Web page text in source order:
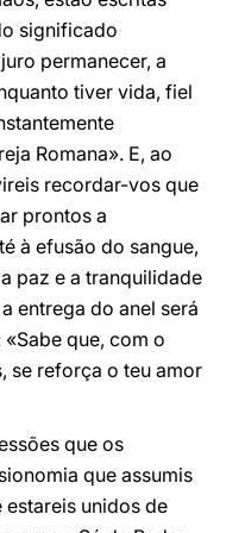
significado
permanecer, a
tiver vida, fiel
Romana». E, ao
recordar-vos que
prontos a
à efusão do sangue,
paz e a tranquilidade
entrega do anel será
que, com o
se reforça o teu amor
que os
que assumis
estareis unidos de